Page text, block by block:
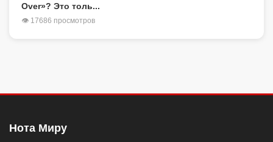
Over»? Это толь...
👁 17686 просмотров
Нота Миру